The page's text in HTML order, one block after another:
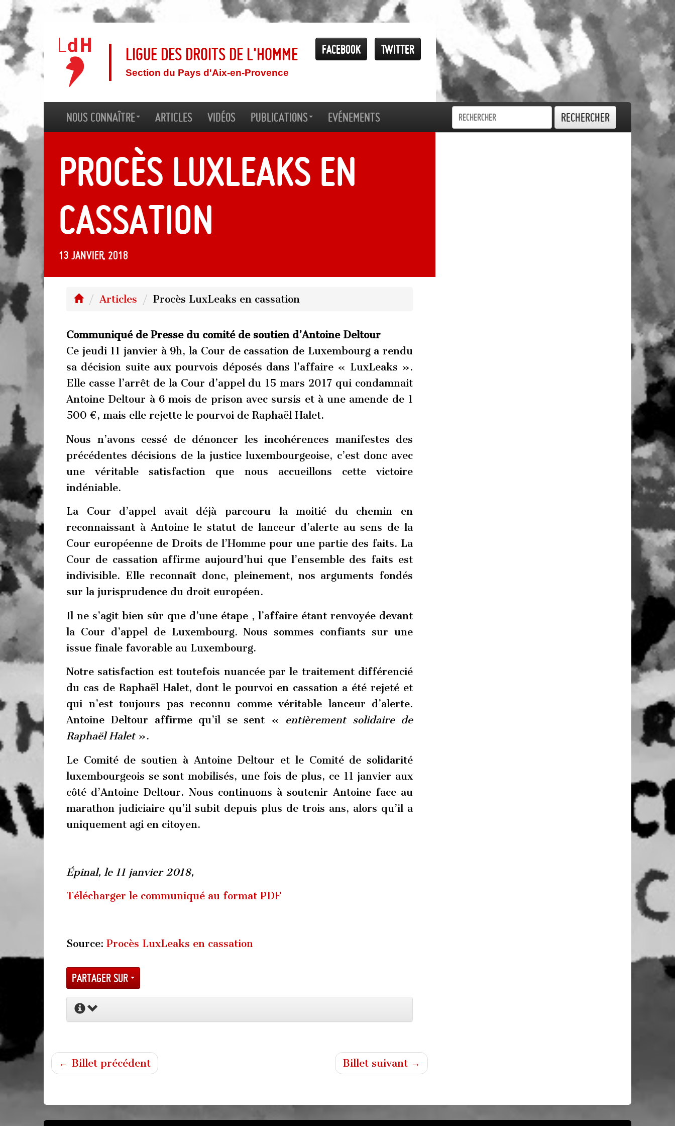
Twitter
Facebook
Ligue des droits de l'Homme
Section du Pays d'Aix-en-Provence
Nous connaître Articles Vidéos Publications Evénements Rechercher
Procès LuxLeaks en
cassation
13 janvier, 2018
Articles Procès LuxLeaks en cassation
Communiqué de Presse du comité de soutien d’Antoine Deltour
Ce jeudi 11 janvier à 9h, la Cour de cassation de Luxembourg a rendu
sa décision suite aux pourvois déposés dans l’affaire « LuxLeaks ».
Elle casse l’arrêt de la Cour d’appel du 15 mars 2017 qui condamnait
Antoine Deltour à 6 mois de prison avec sursis et à une amende de 1
500 €, mais elle rejette le pourvoi de Raphaël Halet.
Nous n’avons cessé de dénoncer les incohérences manifestes des
précédentes décisions de la justice luxembourgeoise, c’est donc avec
une véritable satisfaction que nous accueillons cette victoire
indéniable.
La Cour d’appel avait déjà parcouru la moitié du chemin en
reconnaissant à Antoine le statut de lanceur d’alerte au sens de la
Cour européenne de Droits de l’Homme pour une partie des faits. La
Cour de cassation affirme aujourd’hui que l’ensemble des faits est
indivisible. Elle reconnaît donc, pleinement, nos arguments fondés
sur la jurisprudence du droit européen.
Il ne s’agit bien sûr que d’une étape , l’affaire étant renvoyée devant
la Cour d’appel de Luxembourg. Nous sommes confiants sur une
issue finale favorable au Luxembourg.
Notre satisfaction est toutefois nuancée par le traitement différencié
du cas de Raphaël Halet, dont le pourvoi en cassation a été rejeté et
qui n’est toujours pas reconnu comme véritable lanceur d’alerte.
Antoine Deltour affirme qu’il se sent « entièrement solidaire de
Raphaël Halet».
Le Comité de soutien à Antoine Deltour et le Comité de solidarité
luxembourgeois se sont mobilisés, une fois de plus, ce 11 janvier aux
côté d’Antoine Deltour. Nous continuons à soutenir Antoine face au
marathon judiciaire qu’il subit depuis plus de trois ans, alors qu’il a
uniquement agi en citoyen.
Épinal, le 11 janvier 2018,
Télécharger le communiqué au format PDF
Source: Procès LuxLeaks en cassation
Partager sur
← Billet précédent Billet suivant →